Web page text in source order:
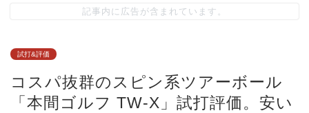
記事内に広告が含まれています。
試打&評価
コスパ抜群のスピン系ツアーボール
「本間ゴルフ TW-X」試打評価。安い